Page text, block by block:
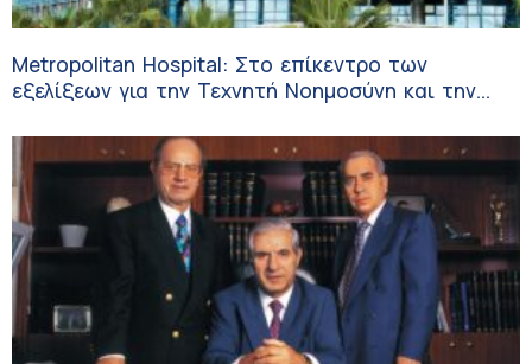
Metropolitan Hospital: Στο επίκεντρο των
εξελίξεων για την Τεχνητή Νοημοσύνη και την